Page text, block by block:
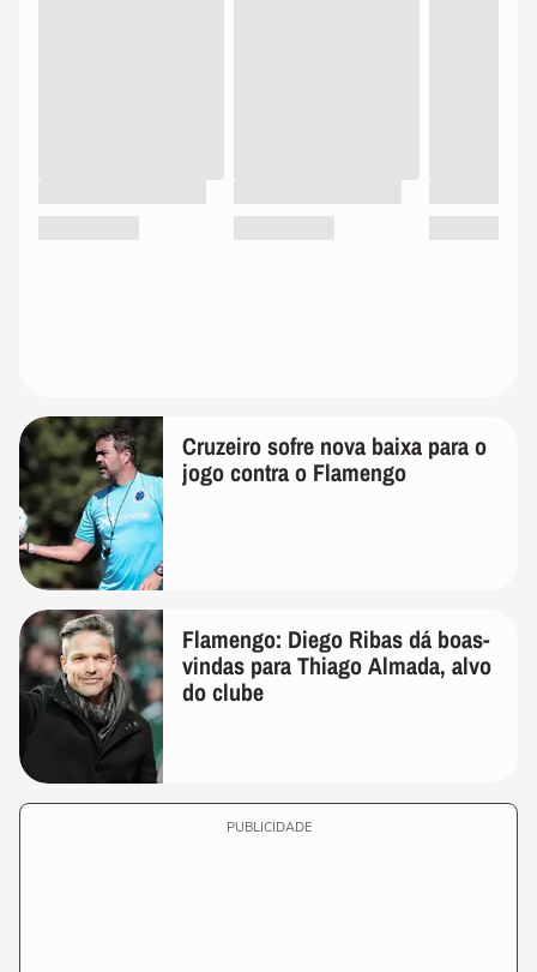
Cruzeiro sofre nova baixa para o
jogo contra o Flamengo
Flamengo: Diego Ribas dá boas-
vindas para Thiago Almada, alvo
do clube
PUBLICIDADE